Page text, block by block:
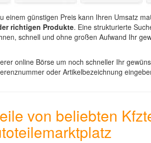
einem günstigen Preis kann Ihren Umsatz
richtigen Produkte. Eine strukturierte
schnell und ohne großen Aufwand Ihr
online Börse um noch schneller Ihr
oder Artikelbezeichnung
von beliebten